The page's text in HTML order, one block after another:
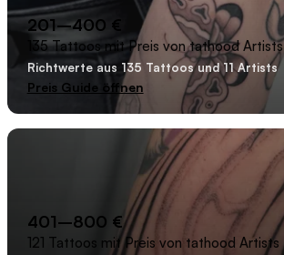
201–400 €
135 Tattoos mit Preis von tathood Artists
Richtwerte aus 135 Tattoos und 11 Artists
Preis Guide öffnen
401–800 €
121 Tattoos mit Preis von tathood Artists